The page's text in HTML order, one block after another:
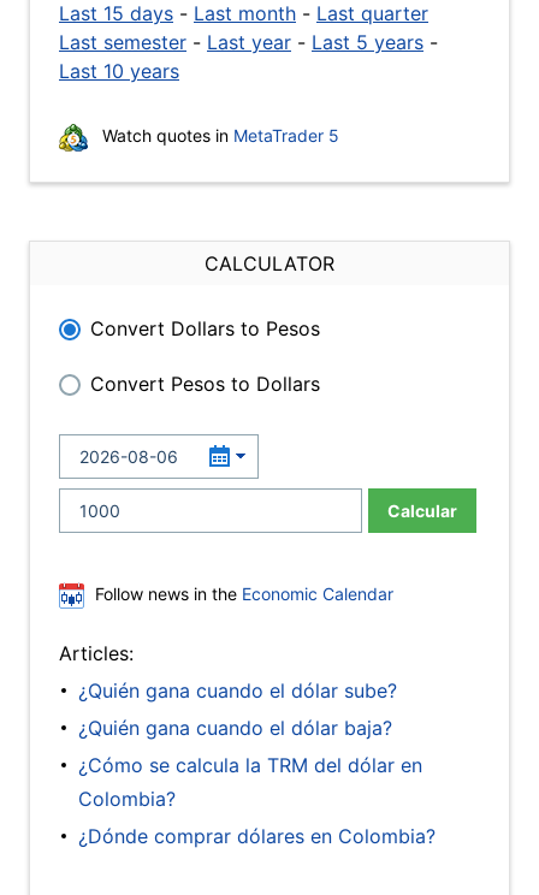
Last 15 days - Last month - Last quarter
Last semester - Last year - Last 5 years -
Last 10 years
Watch quotes in MetaTrader 5
CALCULATOR
Convert Dollars to Pesos
Convert Pesos to Dollars
Calcular
Follow news in the Economic Calendar
Articles:
¿Quién gana cuando el dólar sube?
¿Quién gana cuando el dólar baja?
¿Cómo se calcula la TRM del dólar en
Colombia?
¿Dónde comprar dólares en Colombia?